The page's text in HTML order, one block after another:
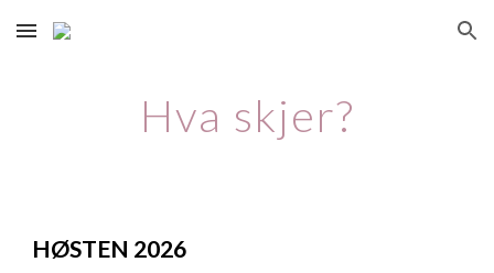
Skip to main content Skip to navigation
Hva skjer?
HØSTEN 2026